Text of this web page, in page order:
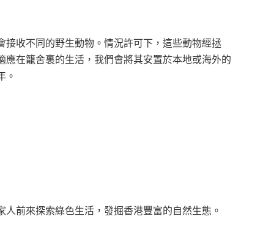
收不同的野生動物。情況許可下，這些動物經拯
在籠舍裏的生活，我們會將其安置於本地或海外的
。
前來探索綠色生活，發掘香港豐富的自然生態。